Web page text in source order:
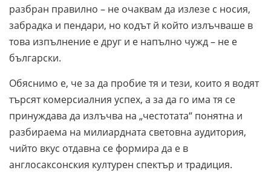
разбран правилно – не очаквам да излезе с носия,
забрадка и пендари, но кодът й който излъчваше в
това изпълнение е друг и е напълно чужд – не е
български.
Обяснимо е, че за да пробие тя и тези, които я водят
търсят комерсиалния успех, а за да го има тя се
принуждава да излъчва на „честотата“ понятна и
разбираема на милиардната световна аудитория,
чийто вкус отдавна се формира да е в
англосаксонския културен спектър и традиция.